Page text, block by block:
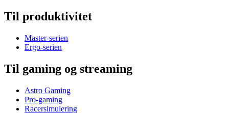
Til produktivitet
Master-serien
Ergo-serien
Til gaming og streaming
Astro Gaming
Pro-gaming
Racersimulering